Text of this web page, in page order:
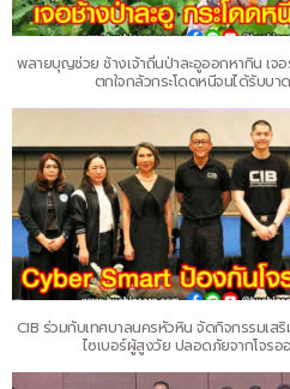
พลายบุญช่วย ช้างเจ้าถิ่นป่าละอูออกหากิน เจ
ตกใจกลัวกระโดดหนีจนได้รับบา
CIB ร่วมกับเทศบาลนครหัวหิน จัดกิจกรรมเส
ไซเบอร์ผู้สูงวัย ปลอดภัยจากโจรอ